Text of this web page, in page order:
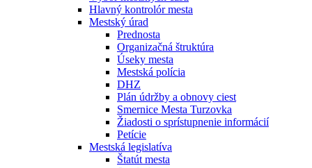
Hlavný kontrolór mesta
Mestský úrad
Prednosta
Organizačná štruktúra
Úseky mesta
Mestská polícia
DHZ
Plán údržby a obnovy ciest
Smernice Mesta Turzovka
Žiadosti o sprístupnenie informácií
Petície
Mestská legislatíva
Štatút mesta